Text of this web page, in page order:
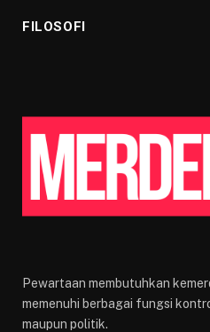
FILOSOFI
Pewartaan membutuhkan
memenuhi berbagai fungsi
maupun politik.